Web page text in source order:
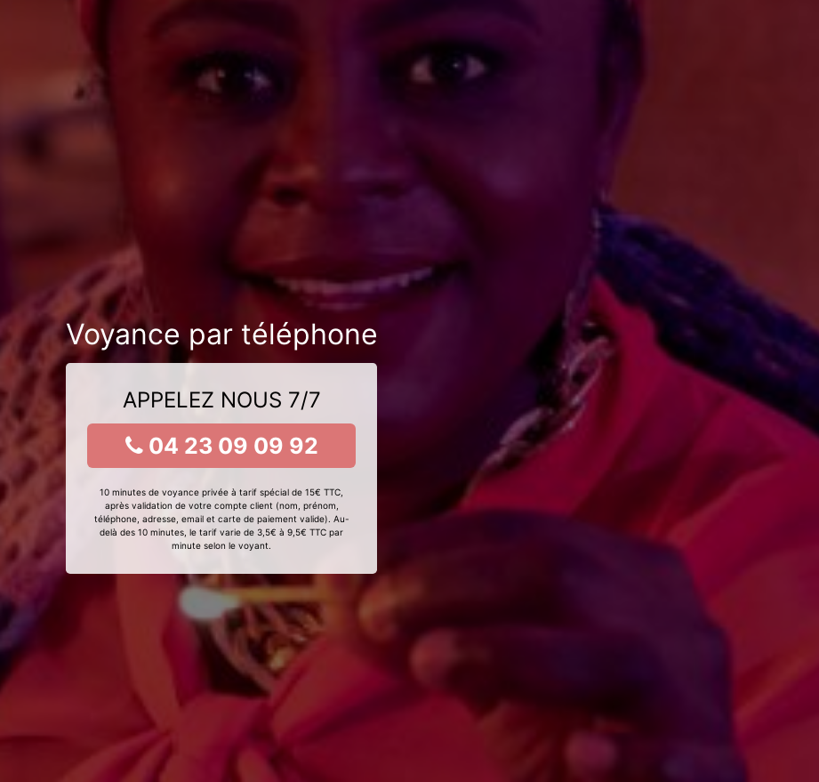
Voyance par téléphone
APPELEZ NOUS 7/7
04 23 09 09 92
10 minutes de voyance privée à tarif spécial de 15€ TTC,
après validation de votre compte client (nom, prénom,
téléphone, adresse, email et carte de paiement valide). Au-
delà des 10 minutes, le tarif varie de 3,5€ à 9,5€ TTC par
minute selon le voyant.